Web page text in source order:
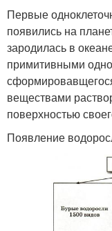
Первые
появились на
зародилась в
примитивными
веществами
поверхностью
Появление